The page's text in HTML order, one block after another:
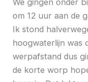
We gingen onder
om 12 uur aan de
Ik stond
hoogwaterlijn was
werpafstand dus
de korte worp